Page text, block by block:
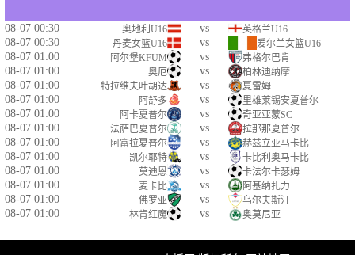
08-07 00:30 奥地利U16 vs 英格兰U16
08-07 00:30 丹麦女篮U16 vs 爱尔兰女篮U16
08-07 01:00 阿尔堡KFUM vs 弗格尔巴肯
08-07 01:00 奥厄 vs 柏林迪纳摩
08-07 01:00 特拉维夫叶胡达 vs 夏雷姆
08-07 01:00 阿舒多 vs 里雄莱锡安夏普尔
08-07 01:00 阿卡夏普尔 vs 奇亚亚蒙SC
08-07 01:00 法萨巴夏普尔 vs 拉那那夏普尔
08-07 01:00 阿富拉夏普尔 vs 赫兹立亚马卡比
08-07 01:00 凯尔耶特 vs 卡比利奥马卡比
08-07 01:00 莫迪恩 vs 卡法尔卡瑟姆
08-07 01:00 麦卡比 vs 阿基纳扎力
08-07 01:00 佛罗亚 vs 乌尔夫斯汀
08-07 01:00 林肯红魔 vs 奥莫尼亚